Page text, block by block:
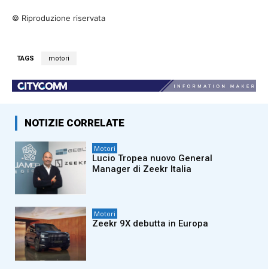
© Riproduzione riservata
TAGS motori
NOTIZIE CORRELATE
Motori
Lucio Tropea nuovo General
Manager di Zeekr Italia
Motori
Zeekr 9X debutta in Europa